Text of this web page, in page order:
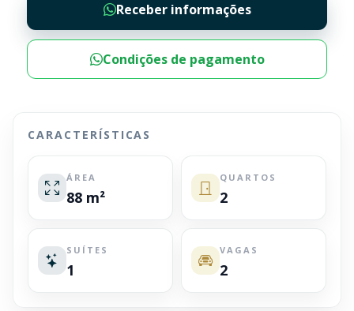
Receber informações
Condições de pagamento
CARACTERÍSTICAS
ÁREA
88 m²
QUARTOS
2
SUÍTES
1
VAGAS
2